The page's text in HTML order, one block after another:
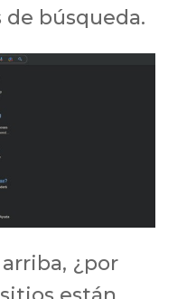
de búsqueda.
¿por